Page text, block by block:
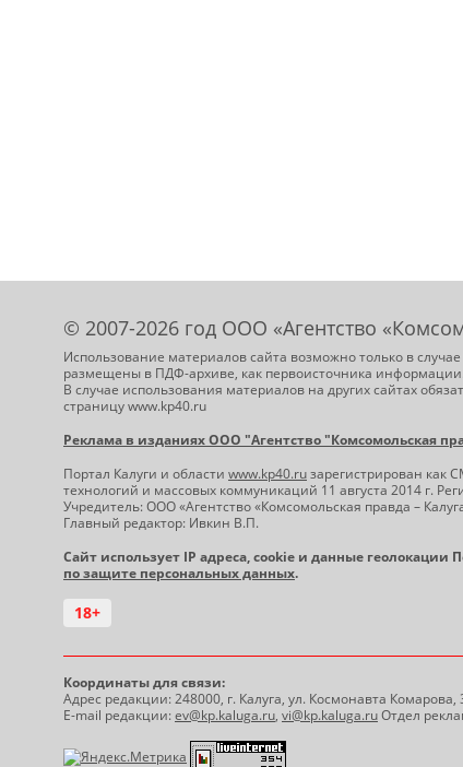
© 2007-2026 год ООО «Агентство
Использование материалов сайта возможно только в
размещены в ПДФ-архиве, как первоисточника информации.
В случае использования материалов на других сайтах
страницу www.kp40.ru
Реклама в изданиях ООО "Агентство "Комсомольская
Портал Калуги и области www.kp40.ruзарегистрирован как
технологий и массовых коммуникаций 11 августа 2014 г.
Учредитель: ООО «Агентство «Комсомольская правда –
Главный редактор: Ивкин В.П.
Сайт использует IP адреса, cookie и данные геолокации
по защите персональных данных.
18+
Координаты для связи:
Адрес редакции: 248000, г. Калуга, ул. Космонавта
E-mail редакции:ev@kp.kaluga.ru, vi@kp.kaluga.ruОтдел